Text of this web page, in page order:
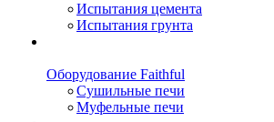
Испытания цемента
Испытания грунта
Оборудование Faithful
Сушильные печи
Муфельные печи